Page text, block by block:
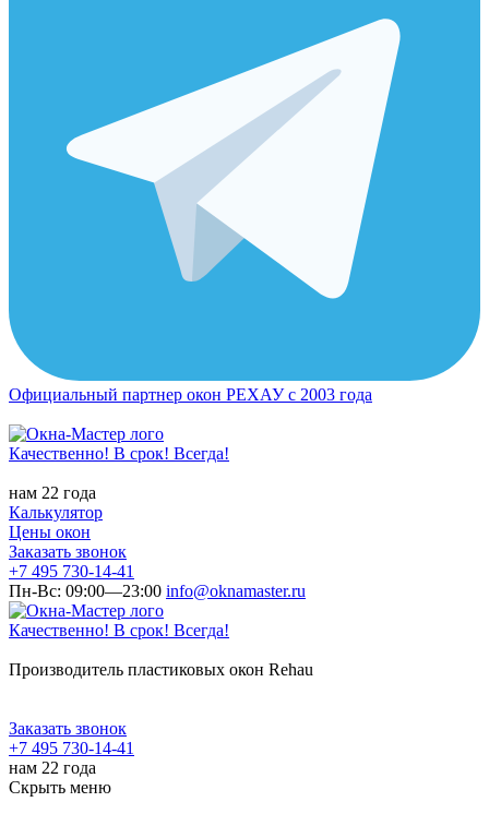
Официальный партнер окон РЕХАУ с 2003 года
Качественно! В срок! Всегда!
нам 22 года
Калькулятор
Цены окон
Заказать звонок
+7 495 730-14-41
Пн-Вс: 09:00—23:00 info@oknamaster.ru
Качественно! В срок! Всегда!
Производитель пластиковых окон Rehau
Заказать звонок
+7 495 730-14-41
нам 22 года
Скрыть меню